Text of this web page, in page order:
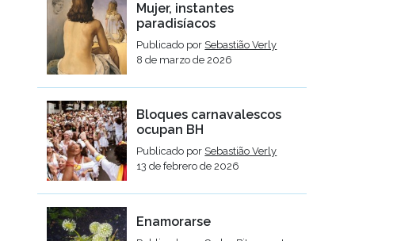
Mujer, instantes
paradisíacos
Publicado por Sebastião Verly
8 de marzo de 2026
Bloques carnavalescos
ocupan BH
Publicado por Sebastião Verly
13 de febrero de 2026
Enamorarse